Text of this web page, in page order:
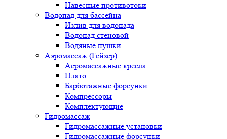
Навесные противотоки
Водопад для бассейна
Излив для водопада
Водопад стеновой
Водяные пушки
Аэромассаж (Гейзер)
Аеромассажные кресла
Плато
Барботажные форсунки
Компрессоры
Комплектующие
Гидромассаж
Гидромассажные установки
Гидромассажные форсунки